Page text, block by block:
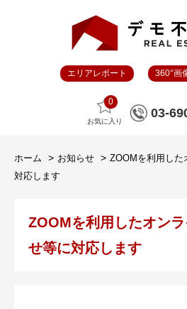
エリアレポート 360°画
0
お気に入り
03-
ホーム お知らせ
ZOOMを利用した
対応します
ZOOMを利用したオン
せ等に対応します